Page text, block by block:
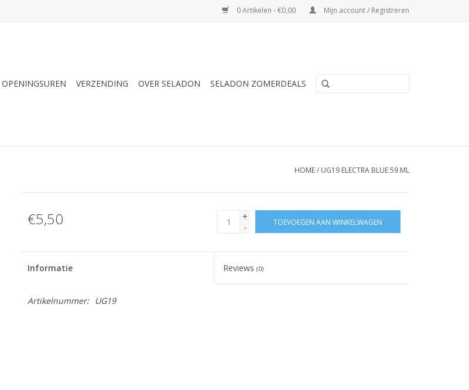
0 Artikelen - €0,00 Mijn account / Registreren
OPENINGSUREN VERZENDING OVER SELADON SELADON ZOMERDEALS
HOME/ UG19 ELECTRA BLUE 59 ML
€5,50
+
-
TOEVOEGEN AAN WINKELWAGEN
Informatie Reviews(0)
Artikelnummer: UG19